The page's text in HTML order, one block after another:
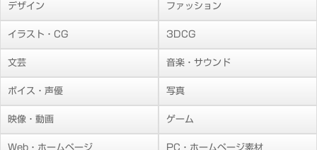
デザイン ファッション
イラスト・CG 3DCG
文芸 音楽・サウンド
ボイス・声優 写真
映像・動画 ゲーム
Web・ホームページ PC・ホームページ素材